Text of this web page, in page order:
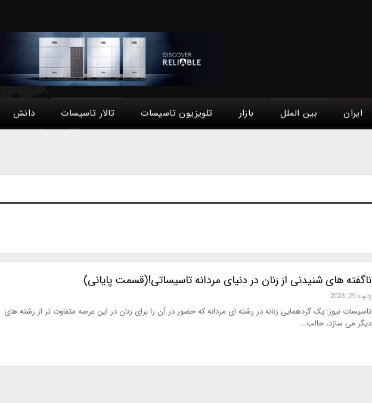
ایران بین الملل بازار تلویزیون تاسیسات تالار تاسیسات دانش
ناگفته های شنیدنی از زنان در دنیای مردانه تاسیساتی!(قسمت پایانی)
ژانویه 29, 2023
تاسیسات نیوز: یک گردهمایی زنانه در رشته ای مردانه که حضور در آن را برای زنان در این عرصه متفاوت تر از رشته های
دیگر می سازد، جالب…